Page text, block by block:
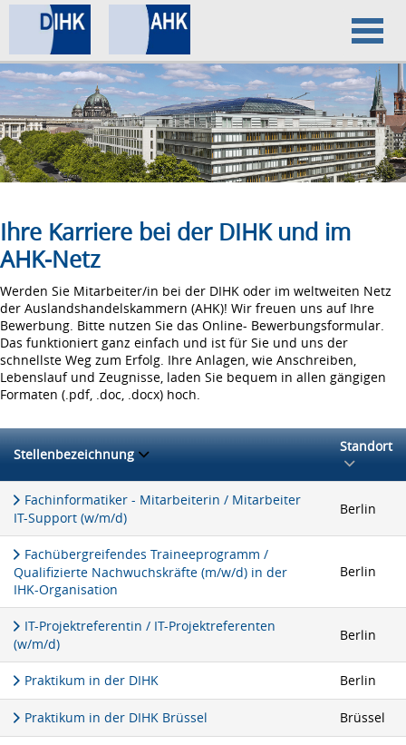
Home
Datenschutz
Impressum
Ihre Karriere bei der DIHK und im
AHK-Netz
Werden Sie Mitarbeiter/in bei der DIHK oder im weltweiten Netz
der Auslandshandelskammern (AHK)! Wir freuen uns auf Ihre
Bewerbung. Bitte nutzen Sie das Online- Bewerbungsformular.
Das funktioniert ganz einfach und ist für Sie und uns der
schnellste Weg zum Erfolg. Ihre Anlagen, wie Anschreiben,
Lebenslauf und Zeugnisse, laden Sie bequem in allen gängigen
Formaten (.pdf, .doc, .docx) hoch.
Stellenbezeichnung Standort
Fachinformatiker - Mitarbeiterin / Mitarbeiter
IT-Support (w/m/d)
Berlin
Fachübergreifendes Traineeprogramm /
Qualifizierte Nachwuchskräfte (m/w/d) in der
IHK-Organisation
Berlin
IT-Projektreferentin / IT-Projektreferenten
(w/m/d)
Berlin
Praktikum in der DIHK Berlin
Praktikum in der DIHK Brüssel Brüssel